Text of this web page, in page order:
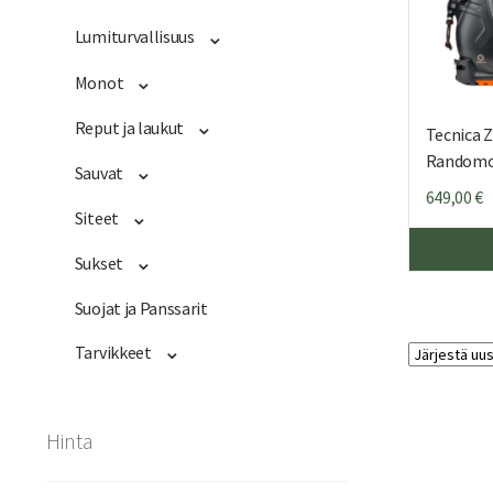
Tecnica
649,00€
Lumiturvallisuus
Monot
Reput ja laukut
Sauvat
Siteet
Sukset
Suojat ja Panssarit
Tarvikkeet
Hinta